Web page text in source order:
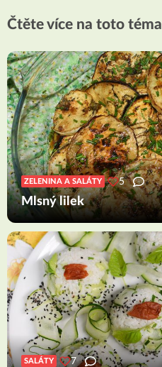
Čtěte více na toto téma
ZELENINA A SALÁTY 5
Mlsný lilek
SALÁTY 7